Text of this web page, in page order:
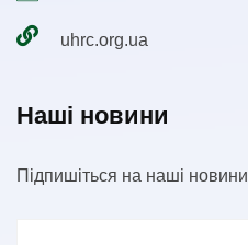
uhrc.org.ua
Наші новини
Підпишіться на наші новини